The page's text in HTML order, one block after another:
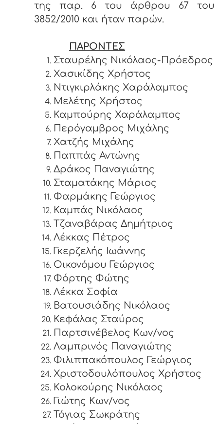
της παρ. 6 του άρθρου 67
3852/2010 και ήταν παρών.
ΠΑΡΟΝΤΕΣ
Σταυρέλης Νικόλαος-Πρόεδρος
Χασικίδης Χρήστος
Ντιγκιρλάκης Χαράλαμπος
Μελέτης Χρήστος
Καμπούρης Χαράλαμπος
Περόγαμβρος Μιχάλης
Χατζής Μιχάλης
Παππάς Αντώνης
Δράκος Παναγιώτης
Σταματάκης Μάριος
Φαρμάκης Γεώργιος
Καμπάς Νικόλαος
Τζαναβάρας Δημήτριος
Λέκκας Πέτρος
Γκερζελής Ιωάννης
Οικονόμου Γεώργιος
Φόρτης Φώτης
Λέκκα Σοφία
Βατουσιάδης Νικόλαος
Κεφάλας Σταύρος
Παρτσινέβελος Κων/νος
Λαμπρινός Παναγιώτης
Φιλιππακόπουλος Γεώργιος
Χριστοδουλόπουλος Χρήστος
Κολοκούρης Νικόλαος
Γιώτης Κων/νος
Τόγιας Σωκράτης